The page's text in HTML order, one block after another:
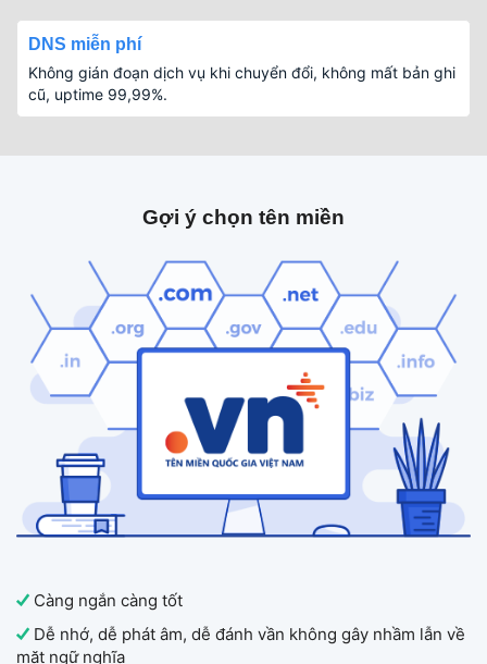
DNS miễn phí
Không gián đoạn dịch vụ khi chuyển đổi, không mất bản ghi
cũ, uptime 99,99%.
Gợi ý chọn tên miền
Càng ngắn càng tốt
Dễ nhớ, dễ phát âm, dễ đánh vần không gây nhầm lẫn về
mặt ngữ nghĩa